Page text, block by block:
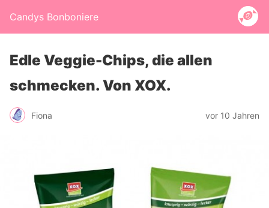
Candys Bonboniere
Edle Veggie-Chips, die allen
schmecken. Von XOX.
Fiona vor 10 Jahren